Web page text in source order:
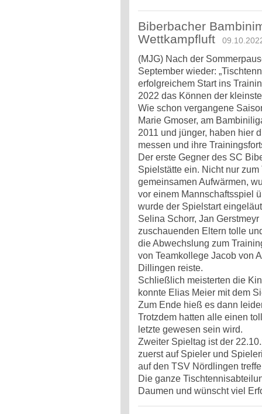
Biberbacher
Wettkampfluft
(MJG) Nach der
September wieder:
erfolgreichem Start ins
2022 das Können der
Wie schon vergangene
Marie Gmoser, am
2011 und jünger, haben hier
messen und ihre
Der erste Gegner des SC
Spielstätte ein. Nicht nur
gemeinsamen Aufwärmen,
vor einem Mannschaftsspiel
wurde der Spielstart
Selina Schorr, Jan
zuschauenden Eltern tolle
die Abwechslung zum
von Teamkollege Jacob von
Dillingen reiste.
Schließlich meisterten die
konnte Elias Meier mit dem
Zum Ende hieß es dann
Trotzdem hatten alle einen
letzte gewesen sein wird.
Zweiter Spieltag ist der
zuerst auf Spieler und
auf den TSV Nördlingen
Die ganze
Daumen und wünscht viel